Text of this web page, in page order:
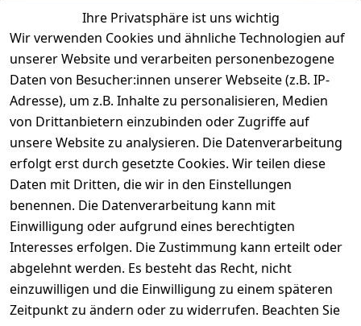
Ihre Privatsphäre ist uns wichtig
Wir verwenden Cookies und ähnliche Technologien auf
unserer Website und verarbeiten personenbezogene
Daten von Besucher:innen unserer Webseite (z.B. IP-
Adresse), um z.B. Inhalte zu personalisieren, Medien
von Drittanbietern einzubinden oder Zugriffe auf
unsere Website zu analysieren. Die Datenverarbeitung
erfolgt erst durch gesetzte Cookies. Wir teilen diese
Daten mit Dritten, die wir in den Einstellungen
benennen. Die Datenverarbeitung kann mit
Einwilligung oder aufgrund eines berechtigten
Interesses erfolgen. Die Zustimmung kann erteilt oder
abgelehnt werden. Es besteht das Recht, nicht
einzuwilligen und die Einwilligung zu einem späteren
Zeitpunkt zu ändern oder zu widerrufen. Beachten Sie
d
m
e
i
s
r.
e